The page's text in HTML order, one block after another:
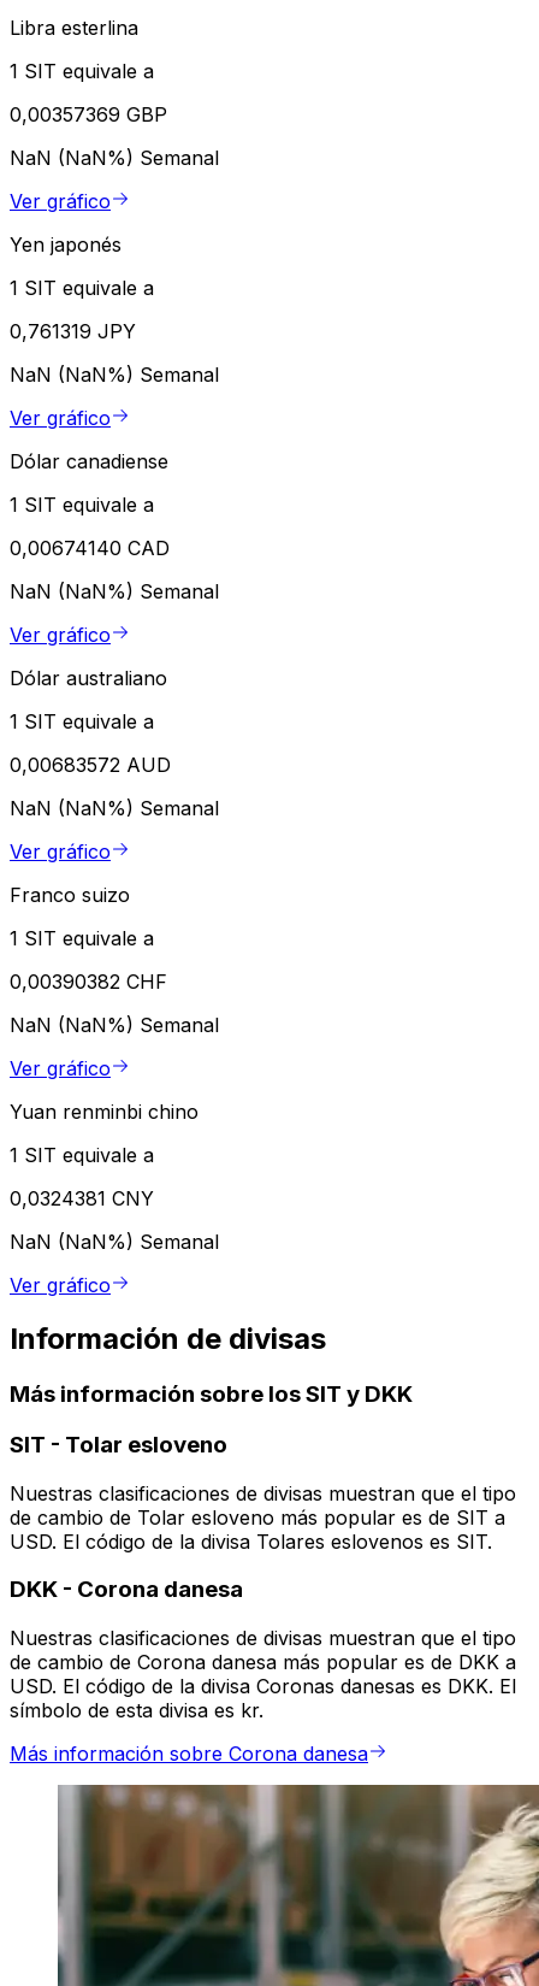
Libra esterlina
1 SIT equivale a
0,00357369 GBP
NaN (NaN%) Semanal
Ver gráfico
Yen japonés
1 SIT equivale a
0,761319 JPY
NaN (NaN%) Semanal
Ver gráfico
Dólar canadiense
1 SIT equivale a
0,00674140 CAD
NaN (NaN%) Semanal
Ver gráfico
Dólar australiano
1 SIT equivale a
0,00683572 AUD
NaN (NaN%) Semanal
Ver gráfico
Franco suizo
1 SIT equivale a
0,00390382 CHF
NaN (NaN%) Semanal
Ver gráfico
Yuan renminbi chino
1 SIT equivale a
0,0324381 CNY
NaN (NaN%) Semanal
Ver gráfico
Información de divisas
Más información sobre los SIT y DKK
SIT - Tolar esloveno
Nuestras clasificaciones de divisas muestran que el tipo
de cambio de Tolar esloveno más popular es de SIT a
USD. El código de la divisa Tolares eslovenos es SIT.
DKK - Corona danesa
Nuestras clasificaciones de divisas muestran que el tipo
de cambio de Corona danesa más popular es de DKK a
USD. El código de la divisa Coronas danesas es DKK. El
símbolo de esta divisa es kr.
Más información sobre Corona danesa